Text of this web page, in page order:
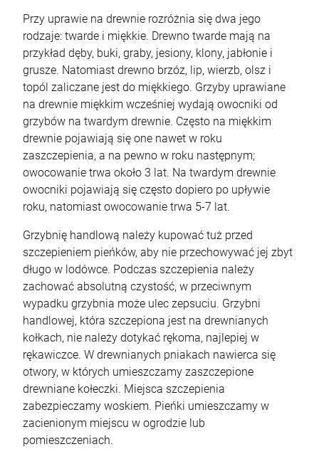
Przy uprawie na drewnie rozróżnia się dwa jego
rodzaje: twarde i miękkie. Drewno twarde mają na
przykład dęby, buki, graby, jesiony, klony, jabłonie i
grusze. Natomiast drewno brzóz, lip, wierzb, olsz i
topól zaliczane jest do miękkiego. Grzyby uprawiane
na drewnie miękkim wcześniej wydają owocniki od
grzybów na twardym drewnie. Często na miękkim
drewnie pojawiają się one nawet w roku
zaszczepienia, a na pewno w roku następnym;
owocowanie trwa około 3 lat. Na twardym drewnie
owocniki pojawiają się często dopiero po upływie
roku, natomiast owocowanie trwa 5-7 lat.
Grzybnię handlową należy kupować tuż przed
szczepieniem pieńków, aby nie przechowywać jej zbyt
długo w lodówce. Podczas szczepienia należy
zachować absolutną czystość, w przeciwnym
wypadku grzybnia może ulec zepsuciu. Grzybni
handlowej, która szczepiona jest na drewnianych
kołkach, nie należy dotykać rękoma, najlepiej w
rękawiczce. W drewnianych pniakach nawierca się
otwory, w których umieszczamy zaszczepione
drewniane kołeczki. Miejsca szczepienia
zabezpieczamy woskiem. Pieńki umieszczamy w
zacienionym miejscu w ogrodzie lub
pomieszczeniach.